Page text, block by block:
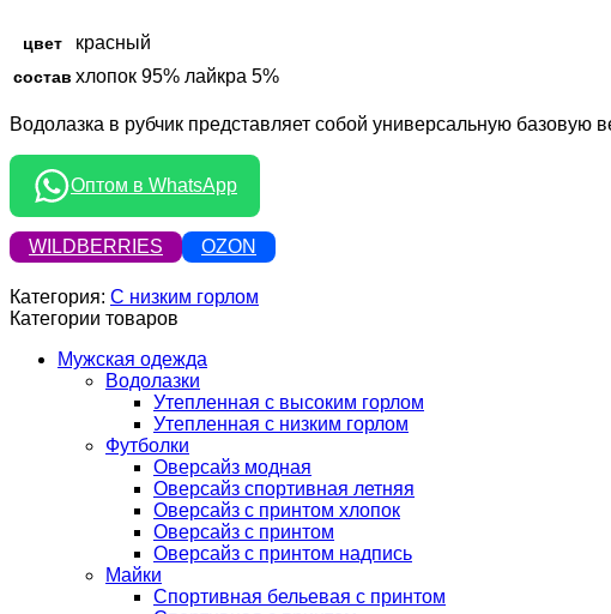
цвет красный
состав хлопок 95% лайкра 5%
Водолазка в рубчик представляет собой универсальную
Оптом в WhatsApp
WILDBERRIES OZON
Категория: С низким горлом
Категории товаров
Мужская одежда
Водолазки
Утепленная с высоким горлом
Утепленная с низким горлом
Футболки
Оверсайз модная
Оверсайз спортивная летняя
Оверсайз с принтом хлопок
Оверсайз с принтом
Оверсайз с принтом надпись
Майки
Спортивная бельевая с принтом